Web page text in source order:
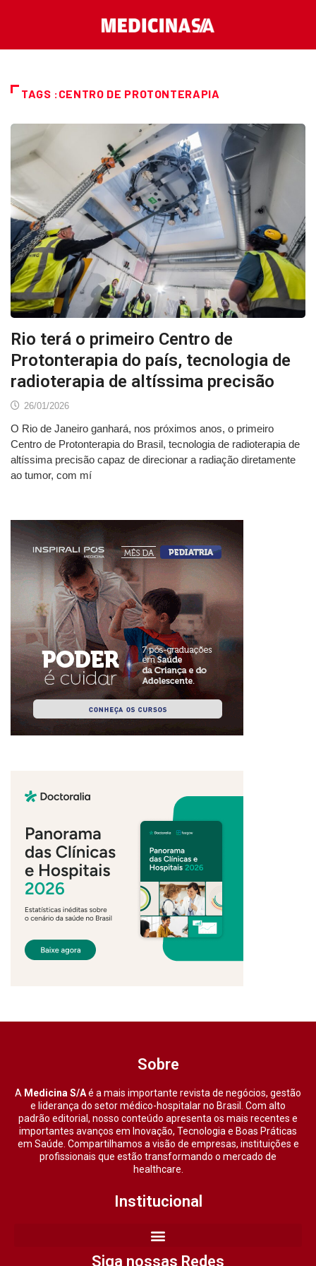
TAGS :CENTRO DE PROTONTERAPIA
Rio terá o primeiro Centro de
Protonterapia do país, tecnologia de
radioterapia de altíssima precisão
26/01/2026
O Rio de Janeiro ganhará, nos próximos anos, o primeiro
Centro de Protonterapia do Brasil, tecnologia de radioterapia de
altíssima precisão capaz de direcionar a radiação diretamente
ao tumor, com mí
Sobre
A Medicina S/Aé a mais importante revista de negócios, gestão
e liderança do setor médico-hospitalar no Brasil. Com alto
padrão editorial, nosso conteúdo apresenta os mais recentes e
importantes avanços em Inovação, Tecnologia e Boas Práticas
em Saúde. Compartilhamos a visão de empresas, instituições e
profissionais que estão transformando o mercado de
healthcare.
Institucional
Siga nossas Redes